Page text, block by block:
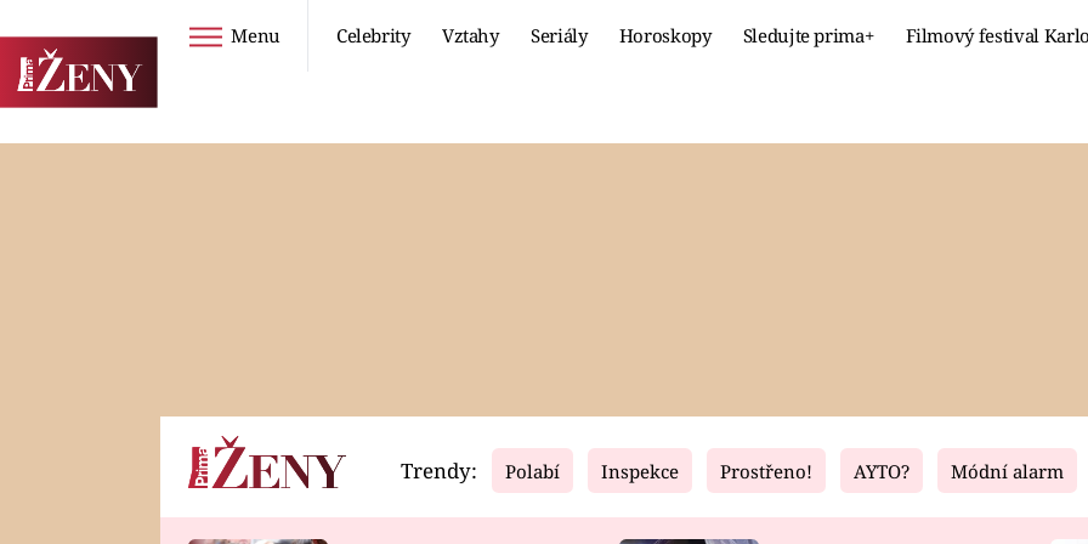
Menu Celebrity Vztahy Seriály Horoskopy Sledujte prima+ Filmový festival
Horoskopy Video Fresh Living
Trendy: Polabí Inspekce Prostřeno! AYTO? Módní alarm